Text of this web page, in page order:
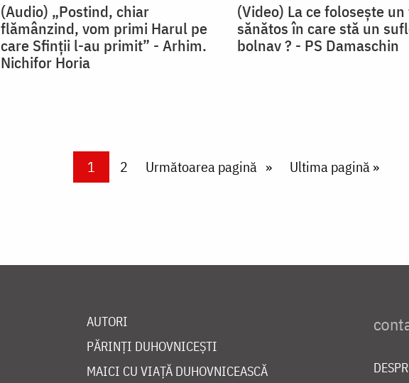
(Audio) „Postind, chiar
flămânzind, vom primi Harul pe
care Sfinții l-au primit” - Arhim.
Nichifor Horia
(Video) La ce folosește
sănătos în care stă un
bolnav ? - PS Damaschin
Current page
1 Page
2 Next page
Următoarea pagină Last page
Ultima pagină »
AUTORI
PĂRINȚI DUHOVNICEȘTI
MAICI CU VIAȚĂ DUHOVNICEASCĂ